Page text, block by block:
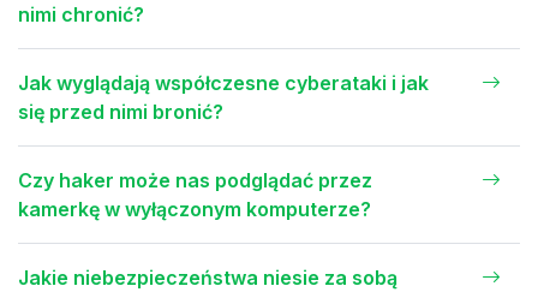
nimi chronić?
Jak wyglądają współczesne cyberataki i jak
się przed nimi bronić?
Czy haker może nas podglądać przez
kamerkę w wyłączonym komputerze?
Jakie niebezpieczeństwa niesie za sobą